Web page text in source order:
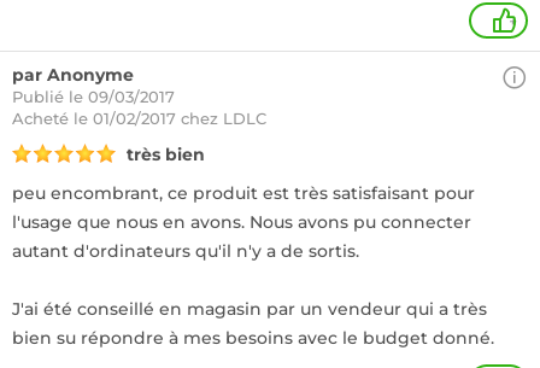
+
par Anonyme
Publié le 09/03/2017
Acheté le 01/02/2017 chez LDLC
très bien
peu encombrant, ce produit est très satisfaisant pour
l'usage que nous en avons. Nous avons pu connecter
autant d'ordinateurs qu'il n'y a de sortis.
J'ai été conseillé en magasin par un vendeur qui a très
bien su répondre à mes besoins avec le budget donné.